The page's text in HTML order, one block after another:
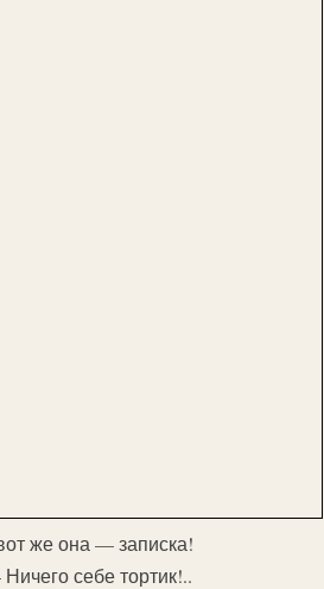
же она — записка!
себе тортик!..